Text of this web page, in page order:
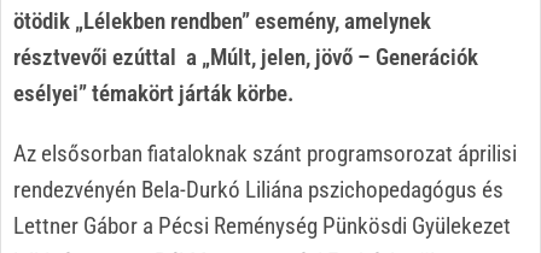
ötödik „Lélekben rendben” esemény, amelynek
résztvevői ezúttal a „Múlt, jelen, jövő – Generációk
esélyei” témakört járták körbe.
Az elsősorban fiataloknak szánt programsorozat áprilisi
rendezvényén Bela-Durkó Liliána pszichopedagógus és
Lettner Gábor a Pécsi Reménység Pünkösdi Gyülekezet